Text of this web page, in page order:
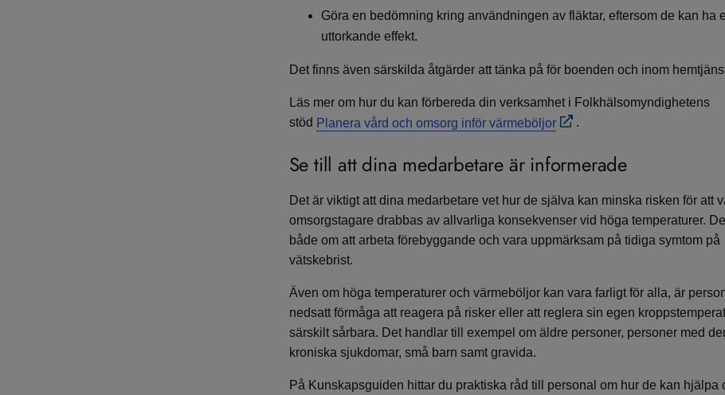
Göra en bedömning kring användningen av fläktar, eftersom de kan ha
uttorkande effekt.
Det finns även särskilda åtgärder att tänka på för boenden och inom
Läs mer om hur du kan förbereda din verksamhet i Folkhälsomyndighetens
stöd Planera vård och omsorg inför värmeböljor .
Se till att dina medarbetare är informerade
Det är viktigt att dina medarbetare vet hur de själva kan minska risken för att
omsorgstagare drabbas av allvarliga konsekvenser vid höga temperaturer.
både om att arbeta förebyggande och vara uppmärksam på tidiga symtom på
vätskebrist.
Även om höga temperaturer och värmeböljor kan vara farligt för alla, är
nedsatt förmåga att reagera på risker eller att reglera sin egen
särskilt sårbara. Det handlar till exempel om äldre personer, personer med
kroniska sjukdomar, små barn samt gravida.
På Kunskapsguiden hittar du praktiska råd till personal om hur de kan hjälpa